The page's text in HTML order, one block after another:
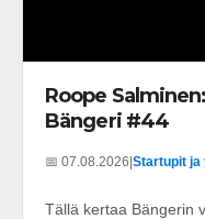
Roope
Bängeri #44
📅 07.08.2026|Startupit
Tällä kertaa Bängerin